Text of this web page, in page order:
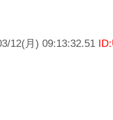
12(月) 09:13:32.51